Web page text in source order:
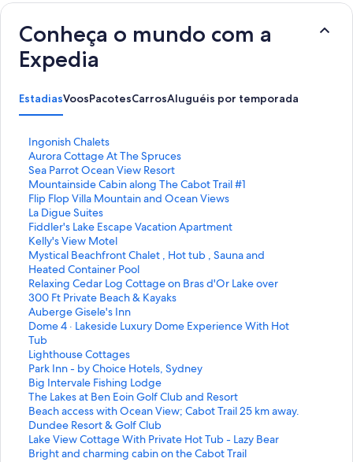
Conheça o mundo com a
Expedia
EstadiasVoosPacotesCarrosAluguéis por temporada
Ingonish Chalets
L
i
n
k
q
u
e
a
b
r
e
e
s
t
a
p
á
g
i
n
a
:
I
Aurora Cottage At The Spruces
L
i
n
k
q
u
e
a
b
r
e
e
s
t
a
p
á
g
i
n
a
:
Sea Parrot Ocean View Resort
L
i
n
k
q
u
e
a
b
r
e
e
s
t
a
p
á
g
i
n
a
Mountainside Cabin along The Cabot Trail #1
L
i
n
k
q
u
e
a
b
r
e
e
s
t
a
p
á
g
i
n
Flip Flop Villa Mountain and Ocean Views
L
i
n
k
q
u
e
a
b
r
e
e
s
t
a
p
á
g
i
La Digue Suites
L
i
n
k
q
u
e
a
b
r
e
e
s
t
a
p
á
g
Fiddler's Lake Escape Vacation Apartment
L
i
n
k
q
u
e
a
b
r
e
e
s
t
a
p
á
Kelly's View Motel
L
i
n
k
q
u
e
a
b
r
e
e
s
t
a
p
Mystical Beachfront Chalet , Hot tub , Sauna and
Heated Container Pool
L
i
n
k
q
u
e
a
b
r
e
e
s
t
a
Relaxing Cedar Log Cottage on Bras d'Or Lake over
300 Ft Private Beach & Kayaks
L
i
n
k
q
u
e
a
b
r
e
e
s
Auberge Gisele's Inn
L
i
n
k
q
u
e
a
b
r
e
Dome 4 · Lakeside Luxury Dome Experience With Hot
Tub
L
i
n
k
q
u
e
a
b
r
Lighthouse Cottages
L
i
n
k
q
u
e
a
Park Inn - by Choice Hotels, Sydney
L
i
n
k
q
u
e
Big Intervale Fishing Lodge
L
i
n
k
q
u
The Lakes at Ben Eoin Golf Club and Resort
L
i
n
k
q
Beach access with Ocean View; Cabot Trail 25 km away.
L
i
n
k
Dundee Resort & Golf Club
L
i
n
Lake View Cottage With Private Hot Tub - Lazy Bear
L
iBright and charming cabin on the Cabot Trail
L